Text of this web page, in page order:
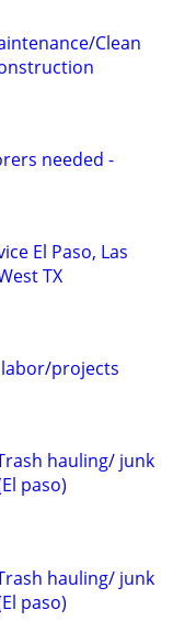
Clean
needed -
El Paso, Las
TX
projects
hauling/ junk
paso)
hauling/ junk
paso)